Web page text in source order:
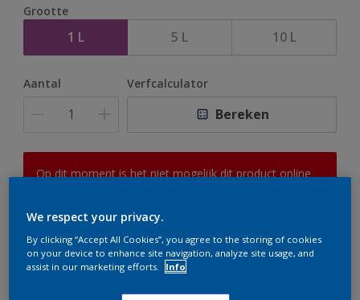
Grootte
1 L 5 L 10 L
Aantal Verfcalculator
Bereken
Op dit moment is het niet mogelijk dit product online
We respect your privacy.
By clicking “Accept All Cookies”, you agree to the storing of cookies
on your device to enhance site navigation, analyze site usage, and
assist in our marketing efforts.
Info